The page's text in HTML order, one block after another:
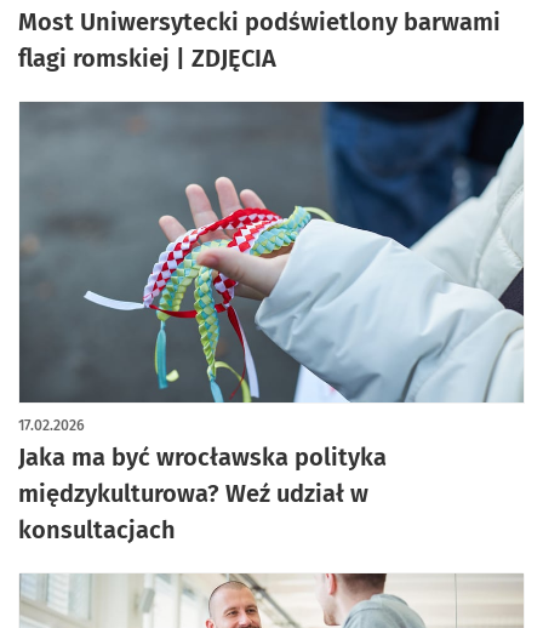
Most Uniwersytecki podświetlony barwami
flagi romskiej | ZDJĘCIA
Jaka ma być wrocławska polityka
międzykulturowa? Weź udział w
konsultacjach
17.02.2026